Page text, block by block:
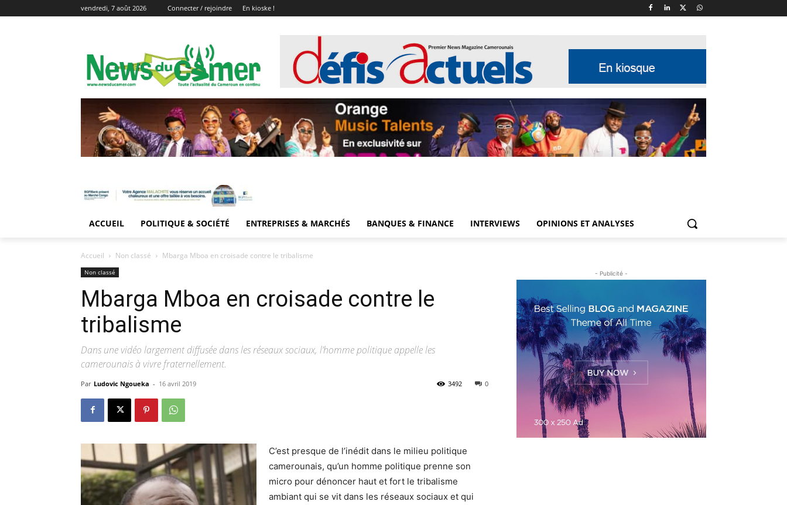
vendredi, 7 août 2026 Connecter / rejoindre En kioske !
ACCUEIL POLITIQUE & SOCIÉTÉ ENTREPRISES & MARCHÉS BANQUES & FINANCE INTERVIEWS OPINIONS ET ANALYSES
Accueil Non classé Mbarga Mboa en croisade contre le tribalisme
Non classé
Mbarga Mboa en croisade contre le
tribalisme
Dans une vidéo largement diffusée dans les réseaux sociaux, l’homme politique appelle les
camerounais à vivre fraternellement.
Par Ludovic Ngoueka - 16 avril 2019 0
3492
C’est presque de l’inédit dans le milieu politique
camerounais, qu’un homme politique prenne son
micro pour dénoncer haut et fort le tribalisme
ambiant qui se vit dans les réseaux sociaux et qui
- Publicité -